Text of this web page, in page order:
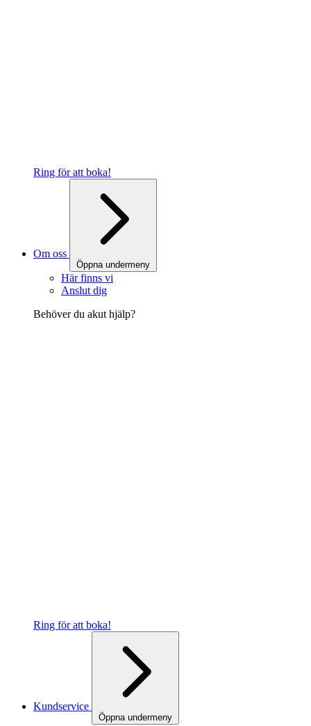
Ring för att boka!
Om oss
Öppna undermeny
Här finns vi
Anslut dig
Behöver du akut hjälp?
Ring för att boka!
Kundservice
Öppna undermeny